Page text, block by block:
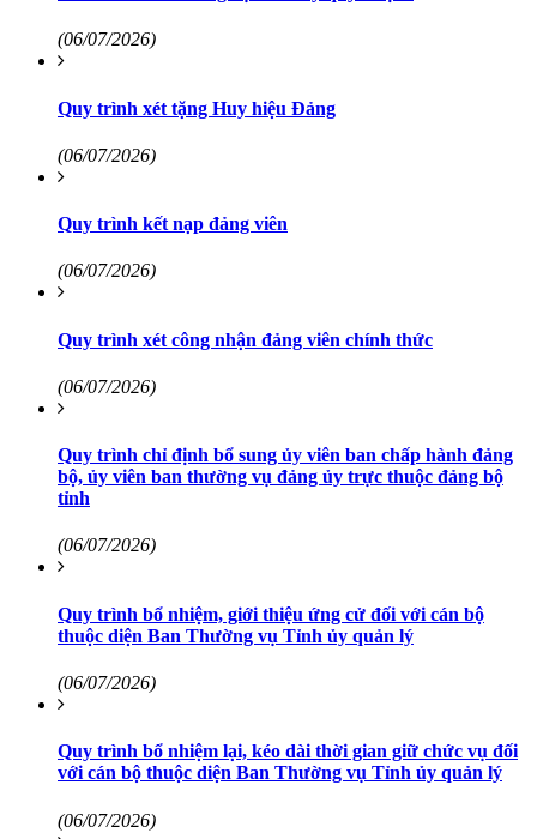
(06/07/2026)
Quy trình xét tặng Huy hiệu Đảng
(06/07/2026)
Quy trình kết nạp đảng viên
(06/07/2026)
Quy trình xét công nhận đảng viên chính thức
(06/07/2026)
Quy trình chỉ định bổ sung ủy viên ban chấp hành đảng
bộ, ủy viên ban thường vụ đảng ủy trực thuộc đảng bộ
tỉnh
(06/07/2026)
Quy trình bổ nhiệm, giới thiệu ứng cử đối với cán bộ
thuộc diện Ban Thường vụ Tỉnh ủy quản lý
(06/07/2026)
Quy trình bổ nhiệm lại, kéo dài thời gian giữ chức vụ đối
với cán bộ thuộc diện Ban Thường vụ Tỉnh ủy quản lý
(06/07/2026)